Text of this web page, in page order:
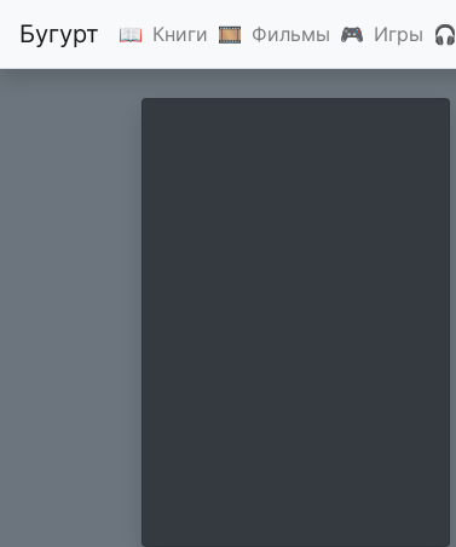
Бугурт 📖 Книги 🎞 Фильмы 🎮 Игры 🎧